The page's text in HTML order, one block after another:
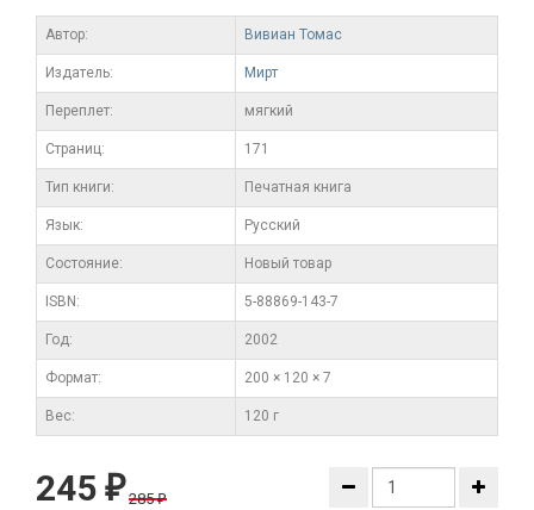
Автор: Вивиан Томас
Издатель: Мирт
Переплет: мягкий
Cтраниц: 171
Тип книги: Печатная книга
Язык: Русский
Состояние: Новый товар
ISBN: 5-88869-143-7
Год: 2002
Формат: 200 × 120 × 7
Вес: 120 г
245 ₽ 285₽